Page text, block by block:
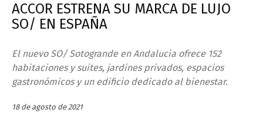
ACCOR ESTRENA SU MARCA DE LUJO
SO/ EN ESPAÑA
El nuevo SO/ Sotogrande en Andalucia ofrece 152
habitaciones y suites, jardines privados, espacios
gastronómicos y un edificio dedicado al bienestar.
18 de agosto de 2021